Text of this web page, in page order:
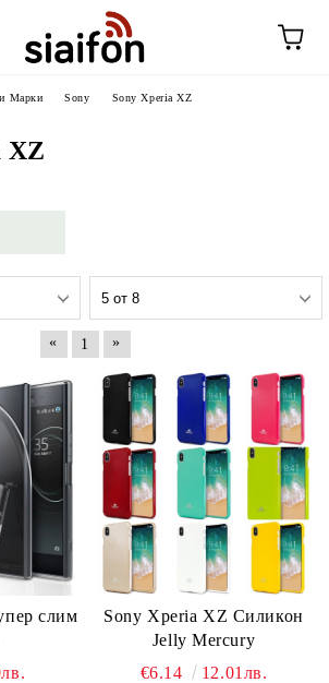
Марки Sony Sony Xperia XZ
XZ
« 1 »
слим
Sony Xperia XZ Силикон
Jelly Mercury
€6.14
12.01лв.